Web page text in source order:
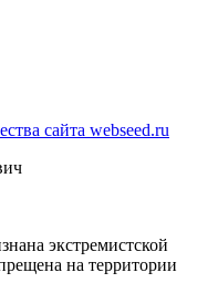
экстремистской
на территории